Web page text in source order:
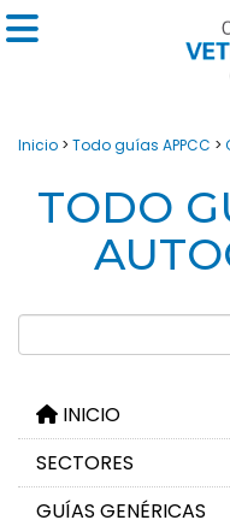
Inicio > Todo guías APPCC >
TODO
INICIO
SECTORES
GUÍAS GENÉRICAS